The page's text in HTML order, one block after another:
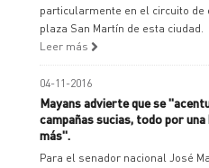
particularmente en el circuito de
plaza San Martín de esta ciudad.
Leer más
04-11-2016
Mayans advierte que se
campañas sucias, todo por una
más".
Para el senador nacional José